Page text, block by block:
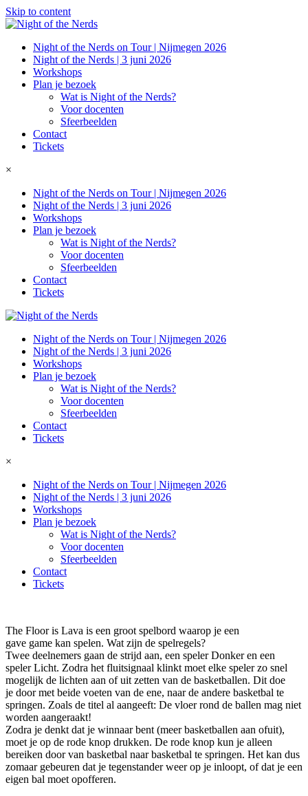
Skip to content
Night of the Nerds on Tour | Nijmegen 2026
Night of the Nerds | 3 juni 2026
Workshops
Plan je bezoek
Wat is Night of the Nerds?
Voor docenten
Sfeerbeelden
Contact
Tickets
×
Night of the Nerds on Tour | Nijmegen 2026
Night of the Nerds | 3 juni 2026
Workshops
Plan je bezoek
Wat is Night of the Nerds?
Voor docenten
Sfeerbeelden
Contact
Tickets
Night of the Nerds on Tour | Nijmegen 2026
Night of the Nerds | 3 juni 2026
Workshops
Plan je bezoek
Wat is Night of the Nerds?
Voor docenten
Sfeerbeelden
Contact
Tickets
×
Night of the Nerds on Tour | Nijmegen 2026
Night of the Nerds | 3 juni 2026
Workshops
Plan je bezoek
Wat is Night of the Nerds?
Voor docenten
Sfeerbeelden
Contact
Tickets
The Floor is Lava is een groot spelbord waarop je een
gave game kan spelen. Wat zijn de spelregels?
Twee deelnemers gaan de strijd aan, een speler Donker en een
speler Licht. Zodra het fluitsignaal klinkt moet elke speler zo snel
mogelijk de lichten aan of uit zetten van de basketballen. Dit doe
je door met beide voeten van de ene, naar de andere basketbal te
springen. Zoals de titel al aangeeft: De vloer rond de ballen mag niet
worden aangeraakt!
Zodra je denkt dat je winnaar bent (meer basketballen aan ofuit),
moet je op de rode knop drukken. De rode knop kun je alleen
bereiken door van basketbal naar basketbal te springen. Het kan dus
zomaar gebeuren dat je tegenstander weer op je inloopt, of dat je een
eigen bal moet opofferen.